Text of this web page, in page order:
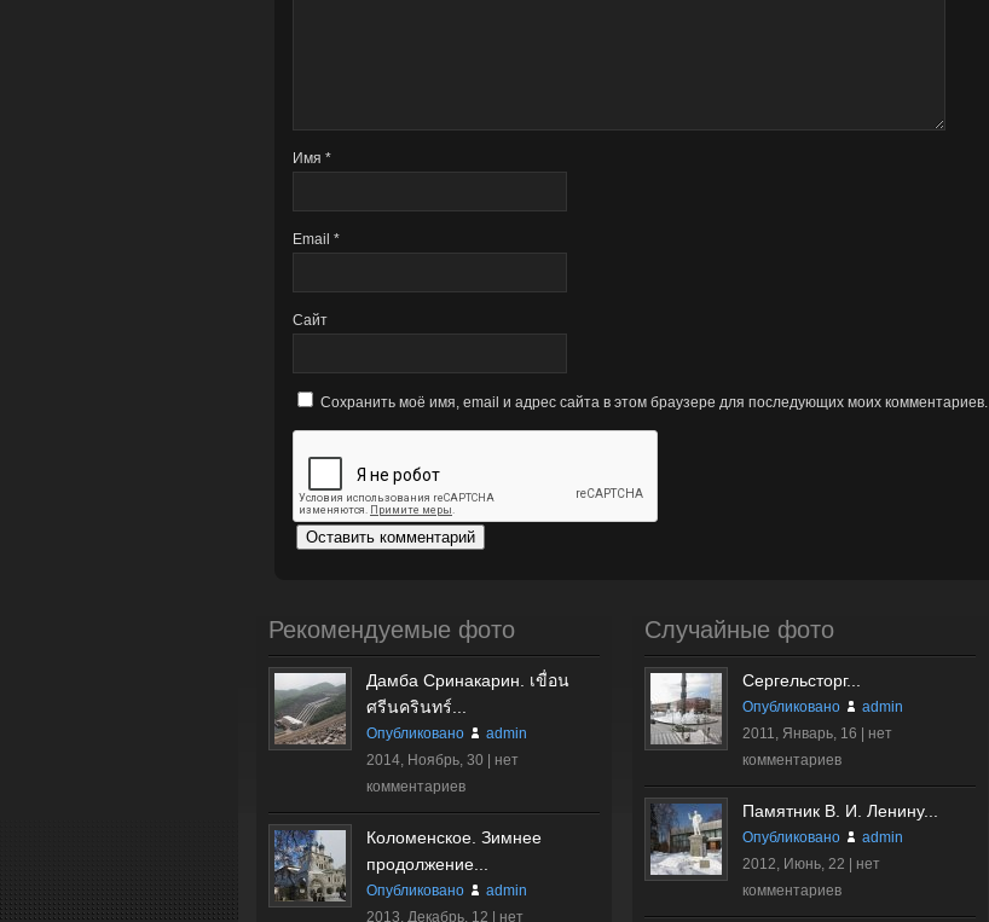
Имя *
Email *
Сайт
Сохранить моё имя, email и адрес сайта в этом браузере для последующих моих комментариев.
Рекомендуемые фото
Дамба Сринакарин. เขื่อน
ศรีนครินทร์...
Опубликовано
admin
2014, Ноябрь, 30 | нет
комментариев
Коломенское. Зимнее
продолжение...
Опубликовано
admin
2013, Декабрь, 12 | нет
Случайные фото
Сергельсторг...
Опубликовано
admin
2011, Январь, 16 | нет
комментариев
Памятник В. И. Ленину...
Опубликовано
admin
2012, Июнь, 22 | нет
комментариев